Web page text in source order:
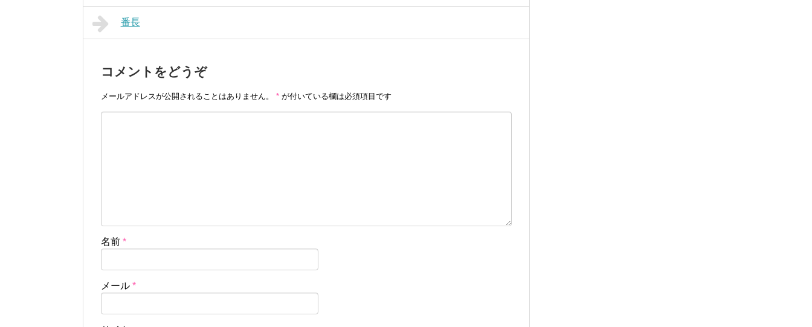
番長
コメントをどうぞ
メールアドレスが公開されることはありません。 * が付いている欄は必須項目です
名前 *
メール *